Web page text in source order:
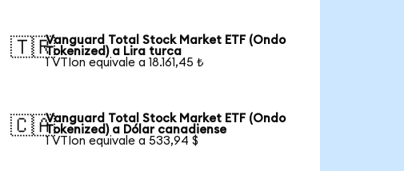
🇹🇷Vanguard Total Stock Market ETF (Ondo
Tokenized) a Lira turca
1 VTIon equivale a 18.161,45 ₺
🇨🇦Vanguard Total Stock Market ETF (Ondo
Tokenized) a Dólar canadiense
1 VTIon equivale a 533,94 $